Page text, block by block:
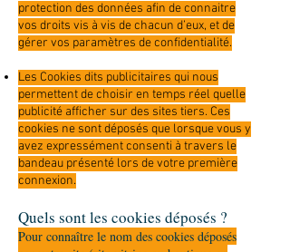
protection des données afin de connaitre
vos droits vis à vis de chacun d’eux, et de
gérer vos paramètres de confidentialité.
Les Cookies dits publicitaires qui nous
permettent de choisir en temps réel quelle
publicité afficher sur des sites tiers. Ces
cookies ne sont déposés que lorsque vous y
avez expressément consenti à travers le
bandeau présenté lors de votre première
connexion.
Quels sont les cookies déposés ?
Pour connaître le nom des cookies déposés